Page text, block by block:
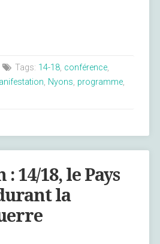
»
Tags: 14-18, conférence,
, Nyons, programme,
14/18, le Pays
la